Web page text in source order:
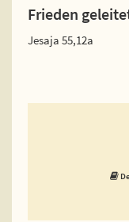
Frieden
Jesaja 55,12a